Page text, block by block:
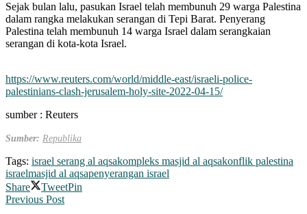
Sejak bulan lalu, pasukan Israel telah membunuh 29 warga Palestina
dalam rangka melakukan serangan di Tepi Barat. Penyerang
Palestina telah membunuh 14 warga Israel dalam serangkaian
serangan di kota-kota Israel.
https://www.reuters.com/world/middle-east/israeli-police-
palestinians-clash-jerusalem-holy-site-2022-04-15/
sumber : Reuters
Sumber: Republika
Tags: israel serang al aqsakompleks masjid al aqsakonflik palestina
israelmasjid al aqsapenyerangan israel
Share
TweetPin
Previous Post